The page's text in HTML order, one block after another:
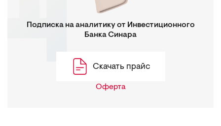
Подписка на аналитику от Инвестиционного
Банка Синара
Скачать прайс
Оферта